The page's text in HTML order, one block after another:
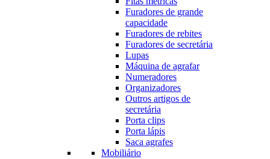
Furadores de grande
capacidade
Furadores de rebites
Furadores de secretária
Lupas
Máquina de agrafar
Numeradores
Organizadores
Outros artigos de
secretária
Porta clips
Porta lápis
Saca agrafes
Mobiliário